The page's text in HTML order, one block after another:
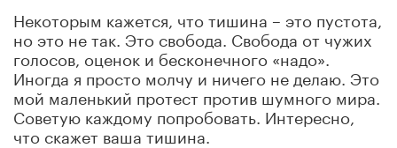
Некоторым кажется, что тишина – это пустота,
но это не так. Это свобода. Свобода от чужих
голосов, оценок и бесконечного «надо».
Иногда я просто молчу и ничего не делаю. Это
мой маленький протест против шумного мира.
Советую каждому попробовать. Интересно,
что скажет ваша тишина.